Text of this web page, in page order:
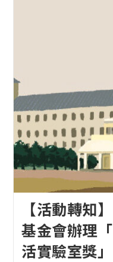
【活動轉知
基金會辦理
活實驗室獎」